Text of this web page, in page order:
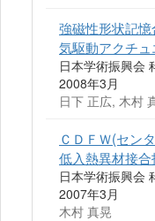
強磁性形状記
気駆動アクチ
日本学術振興会
2008年3月
日下 正広, 木村
ＣＤＦＷ(セン
低入熱異材接
日本学術振興会
2007年3月
木村 真晃